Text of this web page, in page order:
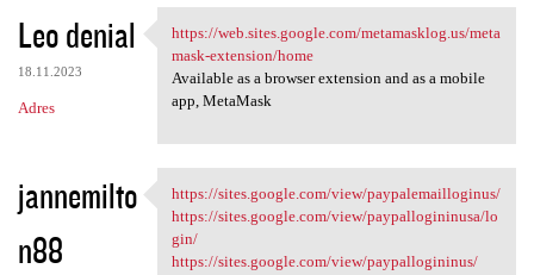
K
o
m
e
t
a
r
Leo denial
18.11.2023
Adres
https://web.sites.google.com
https://web.sites.google.com/metamasklog.us/meta
mask-extension/home
Available as a browser extension and as a mobile
app, MetaMask
jannemilto
n88
https://sites.google.com/view
https://sites.google.com/view/paypalemailloginus/
https://sites.google.com/view/paypallogininusa/lo
gin/
https://sites.google.com/view/paypallogininus/